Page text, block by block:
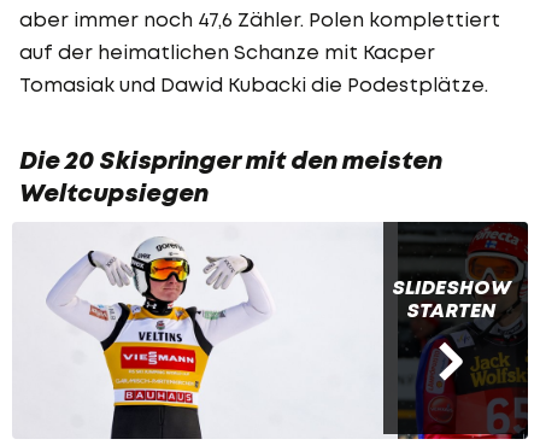
aber immer noch 47,6 Zähler. Polen komplettiert
auf der heimatlichen Schanze mit Kacper
Tomasiak und Dawid Kubacki die Podestplätze.
Die 20 Skispringer mit den meisten
Weltcupsiegen
SLIDESHOW
STARTEN